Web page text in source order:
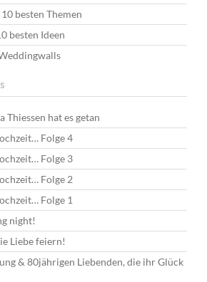
besten Themen
besten Ideen
Thiessen hat es getan
Folge 4
Folge 3
Folge 2
Folge 1
night!
Liebe feiern!
& 80jährigen Liebenden, die ihr Glück